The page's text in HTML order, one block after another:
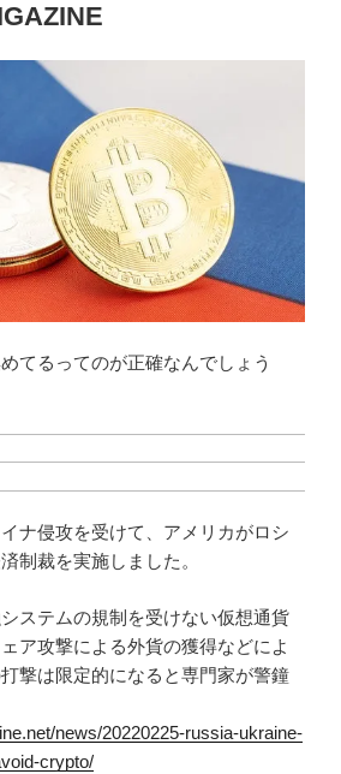
てるってのが正確なんでしょう
ナ侵攻を受けて、アメリカがロシ
制裁を実施しました。
ステムの規制を受けない仮想通貨
ア攻撃による外貨の獲得などによ
撃は限定的になると専門家が警鐘
news/20220225-russia-ukraine-
crypto/